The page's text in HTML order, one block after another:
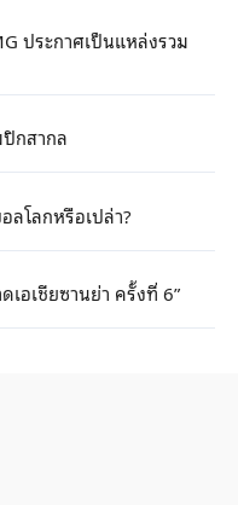
ประกาศเป็นแหล่งรวม
กสากล
โลกหรือเปล่า?
เอเชียซานย่า ครั้งที่ 6”